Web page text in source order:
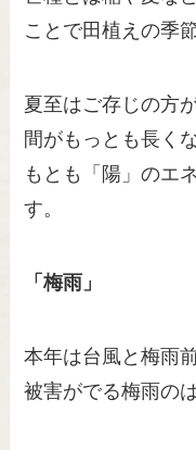
ことで田植えの季
夏至はご存じの方
間がもっとも長く
もとも「陽」のエ
す。
「梅雨」
本年は台風と梅雨
被害がでる梅雨の